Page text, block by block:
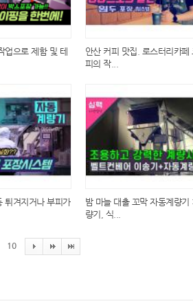
업으로 제함 및 테
안산 커피 맛집. 로스터리카페
피의 작...
튀겨지거나 부피가
밤 마늘 대출 꼬막 자동계량기
량기, 식...
10